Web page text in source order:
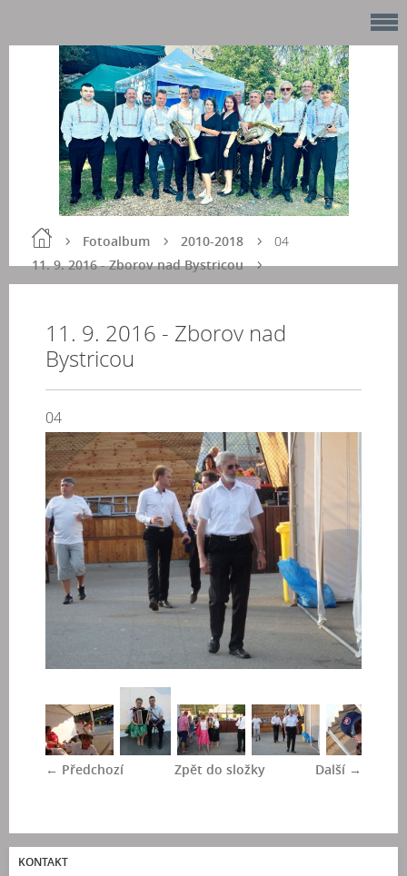
Fotoalbum
2010-2018
11. 9. 2016 - Zborov nad Bystricou
04
11. 9. 2016 - Zborov nad
Bystricou
04
← Předchozí Další →
Zpět do složky
KONTAKT